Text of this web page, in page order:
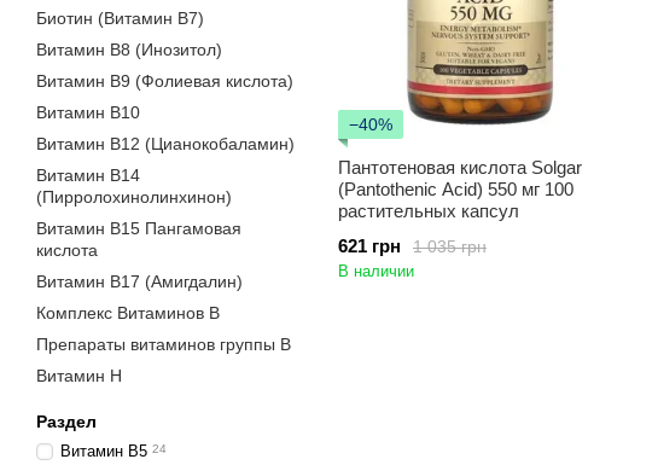
−40%
Пантотеновая кислота Solgar
(Pantothenic Acid) 550 мг 100
растительных капсул
1 035 грн
621 грн
В наличии
Биотин (Витамин B7)
Витамин B8 (Инозитол)
Витамин B9 (Фолиевая кислота)
Витамин B10
Витамин B12 (Цианокобаламин)
Витамин В14
(Пирролохинолинхинон)
Витамин B15 Пангамовая
кислота
Витамин B17 (Амигдалин)
Комплекс Витаминов B
Препараты витаминов группы В
Витамин Н
Раздел
Витамин B5 24